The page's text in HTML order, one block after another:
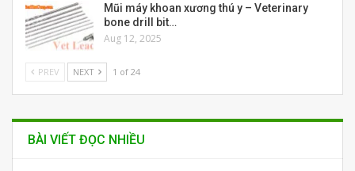
Mũi máy khoan xương thú y – Veterinary
bone drill bit…
Aug 12, 2025
PREV NEXT 1 of 24
BÀI VIẾT ĐỌC NHIỀU